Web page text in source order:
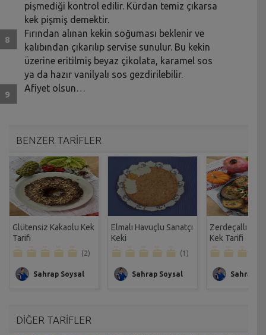
pişmediği kontrol edilir. Kürdan temiz çıkarsa
kek pişmiş demektir.
Fırından alınan kekin soğuması beklenir ve
kalıbından çıkarılıp servise sunulur. Bu kekin
üzerine eritilmiş beyaz çikolata, karamel sos
ya da hazır vanilyalı sos gezdirilebilir.
Afiyet olsun…
BENZER TARİFLER
Glütensiz Kakaolu Kek
Tarifi
(2)
Sahrap Soysal
Elmalı Havuçlu Sanatçı
Keki
(1)
Sahrap Soysal
Zerdeçallı
Kek Tarifi
Sahrap
DİĞER TARİFLER